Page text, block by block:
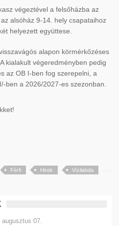
végeztével a felsőházba az
alsóház 9-14. hely csapataihoz
helyezett együttese.
alapon körmérkőzéses
kialakult végeredményben pedig
az OB I-ben fog szerepelni, a
ben a 2026/2027-es szezonban.
Férfi Hirek Vízilabda
augusztus 07.